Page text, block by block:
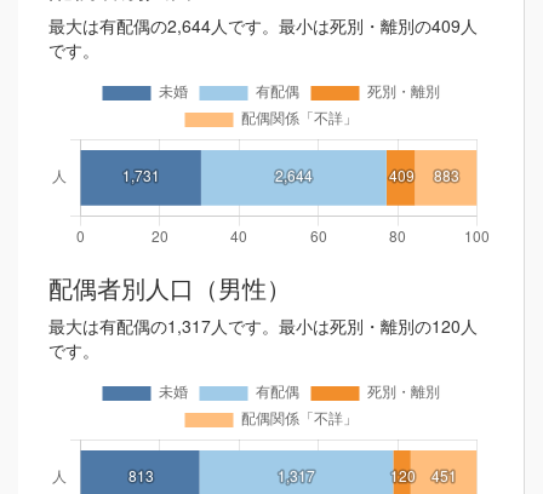
最大は有配偶の2,644人です。最小は死別・離別の409人
です。
配偶者別人口（男性）
最大は有配偶の1,317人です。最小は死別・離別の120人
です。